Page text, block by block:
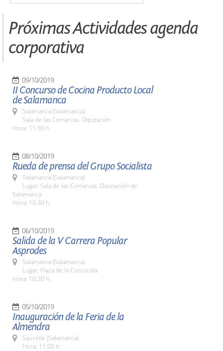
Próximas Actividades agenda
corporativa
09/10/2019
II Concurso de Cocina Producto Local
de Salamanca
Salamanca (Salamanca)
Sala de las Comarcas. Diputación
Hora: 11:30 h.
08/10/2019
Rueda de prensa del Grupo Socialista
Salamanca (Salamanca)
Lugar: Sala de las Comarcas. Diputación de
Salamanca
Hora: 10:30 h.
06/10/2019
Salida de la V Carrera Popular
Asprodes
Salamanca (Salamanca)
Lugar: Plaza de la Concordia
Hora: 10:30 h.
05/10/2019
Inauguración de la Feria de la
Almendra
Saucelle (Salamanca)
Hora: 11:00 h.